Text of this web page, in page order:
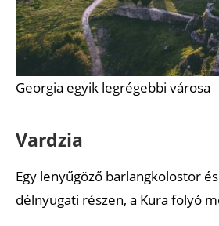
Georgia egyik legrégebbi városa
Vardzia
Egy lenyűgöző barlangkolostor
délnyugati részen, a Kura folyó